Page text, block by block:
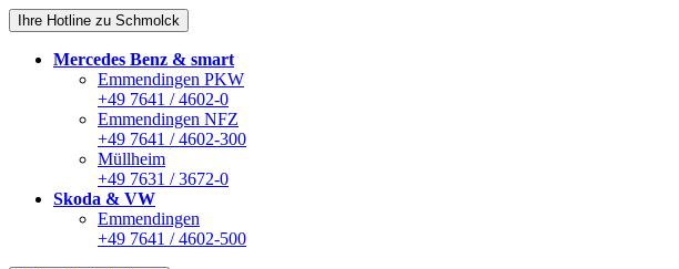
Ihre Hotline zu Schmolck
Mercedes Benz & smart
Emmendingen PKW
+49 7641 / 4602-0
Emmendingen NFZ
+49 7641 / 4602-300
Müllheim
+49 7631 / 3672-0
Skoda & VW
Emmendingen
+49 7641 / 4602-500